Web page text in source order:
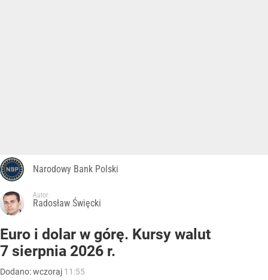
Narodowy Bank Polski
Autor:
Radosław Święcki
Euro i dolar w górę. Kursy walut
7 sierpnia 2026 r.
Dodano:wczoraj 11:55